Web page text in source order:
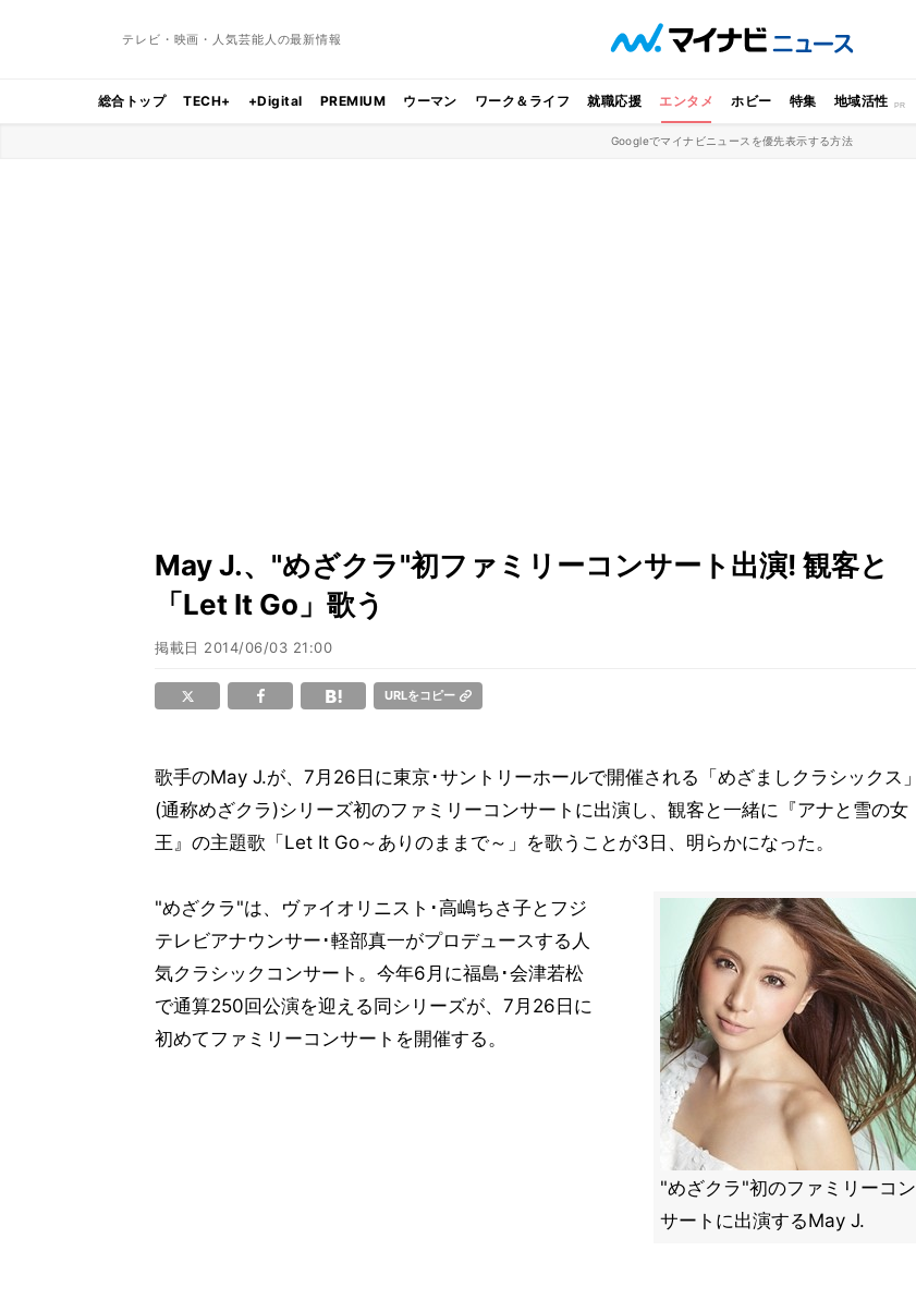
テレビ・映画・人気芸能人の最新情報
総合トップ TECH+ +Digital PREMIUM ウーマン ワーク＆ライフ 就職応援 エンタメ ホビー 特集 地域活性
Googleでマイナビニュースを優先表示する方法
May J.、"めざクラ"初ファミリーコンサート出演! 観客と
「Let It Go」歌う
掲載日 2014/06/03 21:00
URLをコピー
歌手のMay J.が、7月26日に東京･サントリーホールで開催される「めざましクラシックス」
(通称めざクラ)シリーズ初のファミリーコンサートに出演し、観客と一緒に『アナと雪の女
王』の主題歌「Let It Go～ありのままで～」を歌うことが3日、明らかになった。
"めざクラ"初のファミリーコン
サートに出演するMay J.
"めざクラ"は、ヴァイオリニスト･高嶋ちさ子とフジ
テレビアナウンサー･軽部真一がプロデュースする人
気クラシックコンサート。今年6月に福島･会津若松
で通算250回公演を迎える同シリーズが、7月26日に
初めてファミリーコンサートを開催する。